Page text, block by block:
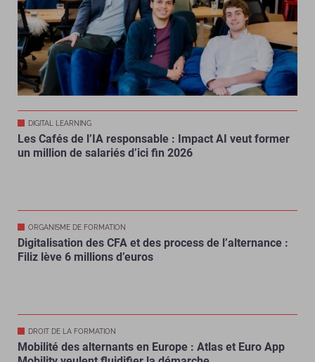
DIGITAL LEARNING
Les Cafés de l’IA responsable : Impact AI veut former
un million de salariés d’ici fin 2026
ORGANISME DE FORMATION
Digitalisation des CFA et des process de l’alternance :
Filiz lève 6 millions d’euros
DROIT DE LA FORMATION
Mobilité des alternants en Europe : Atlas et Euro App